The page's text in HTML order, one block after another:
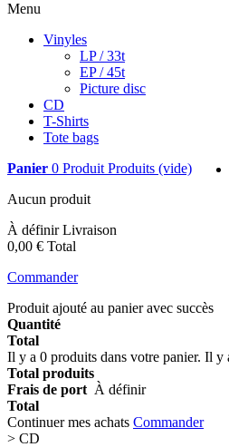
Menu
Vinyles
LP / 33t
EP / 45t
Picture disc
CD
T-Shirts
Tote bags
Panier 0 Produit Produits (vide)
Aucun produit
À définirLivraison
0,00 € Total
Commander
Produit ajouté au panier avec succès
Quantité
Total
Il y a 0 produits dans votre panier. Il y
Total produits
Frais de port À définir
Total
Continuer mes achats Commander
> CD